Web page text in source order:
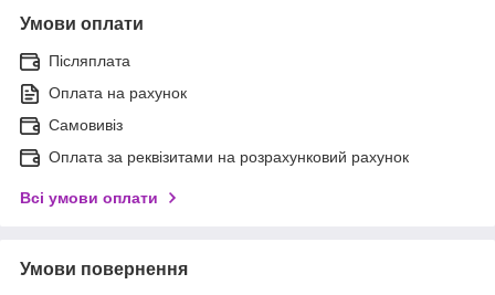
Умови оплати
Післяплата
Оплата на рахунок
Самовивіз
Оплата за реквізитами на розрахунковий рахунок
Всі умови оплати
Умови повернення